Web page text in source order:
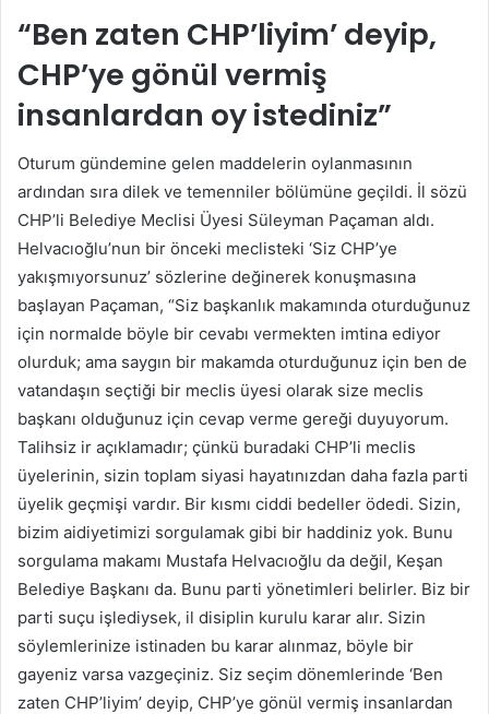
“Ben zaten CHP’liyim’ deyip,
CHP’ye gönül vermiş
insanlardan oy istediniz”
Oturum gündemine gelen maddelerin oylanmasının
ardından sıra dilek ve temenniler bölümüne geçildi. İl sözü
CHP’li Belediye Meclisi Üyesi Süleyman Paçaman aldı.
Helvacıoğlu’nun bir önceki meclisteki ‘Siz CHP’ye
yakışmıyorsunuz’ sözlerine değinerek konuşmasına
başlayan Paçaman, “Siz başkanlık makamında oturduğunuz
için normalde böyle bir cevabı vermekten imtina ediyor
olurduk; ama saygın bir makamda oturduğunuz için ben de
vatandaşın seçtiği bir meclis üyesi olarak size meclis
başkanı olduğunuz için cevap verme gereği duyuyorum.
Talihsiz ir açıklamadır; çünkü buradaki CHP’li meclis
üyelerinin, sizin toplam siyasi hayatınızdan daha fazla parti
üyelik geçmişi vardır. Bir kısmı ciddi bedeller ödedi. Sizin,
bizim aidiyetimizi sorgulamak gibi bir haddiniz yok. Bunu
sorgulama makamı Mustafa Helvacıoğlu da değil, Keşan
Belediye Başkanı da. Bunu parti yönetimleri belirler. Biz bir
parti suçu işlediysek, il disiplin kurulu karar alır. Sizin
söylemlerinize istinaden bu karar alınmaz, böyle bir
gayeniz varsa vazgeçiniz. Siz seçim dönemlerinde ‘Ben
zaten CHP’liyim’ deyip, CHP’ye gönül vermiş insanlardan